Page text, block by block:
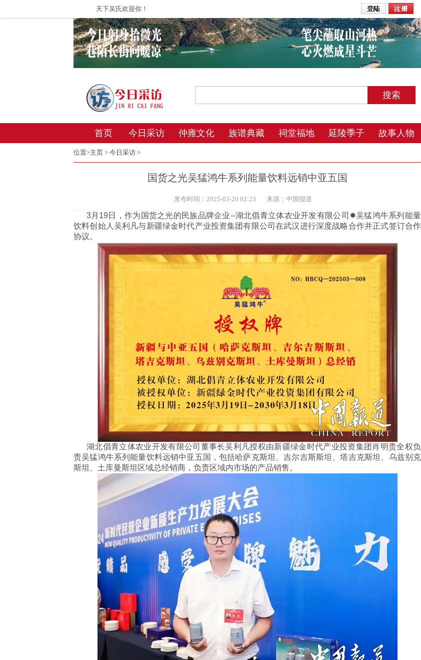
天下吴氏欢迎你！
2026年8月9日 8:04 星期日 农历丙午年(马) 五月
首页 今日采访 仲雍文化 族谱典藏 祠堂福地 延陵季子 故事人物
位置>主页 > 今日采访 >
国货之光吴猛鸿牛系列能量饮料远销中亚五国
发布时间：2025-03-20 02:23 来源：中国报道
3月19日，作为国货之光的民族品牌企业--湖北倡青立体农业开发有限公司✹吴猛鸿牛系列能量
饮料创始人吴利凡与新疆绿金时代产业投资集团有限公司在武汉进行深度战略合作并正式签订合作
协议。
湖北倡青立体农业开发有限公司董事长吴利凡授权由新疆绿金时代产业投资集团肖明贵全权负
责吴猛鸿牛系列能量饮料远销中亚五国，包括哈萨克斯坦、吉尔吉斯斯坦、塔吉克斯坦、乌兹别克
斯坦、土库曼斯坦区域总经销商，负责区域内市场的产品销售。